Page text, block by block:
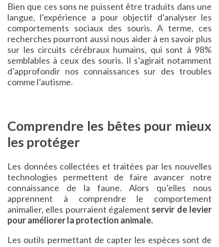
Bien que ces sons ne puissent être traduits dans une
langue, l’expérience a pour objectif d’analyser les
comportements sociaux des souris. A terme, ces
recherches pourront aussi nous aider à en savoir plus
sur les circuits cérébraux humains, qui sont à 98%
semblables à ceux des souris. Il s’agirait notamment
d’approfondir nos connaissances sur des troubles
comme l’autisme.
Comprendre les bêtes pour mieux
les protéger
Les données collectées et traitées par les nouvelles
technologies permettent de faire avancer notre
connaissance de la faune. Alors qu’elles nous
apprennent à comprendre le comportement
animalier, elles pourraient également servir de levier
pour améliorer la protection animale.
Les outils permettant de capter les espèces sont de